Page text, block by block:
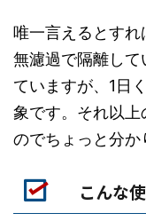
唯一言えるとす
無濾過で隔離して
ていますが、1日
象です。それ以
のでちょっと分か
こんな